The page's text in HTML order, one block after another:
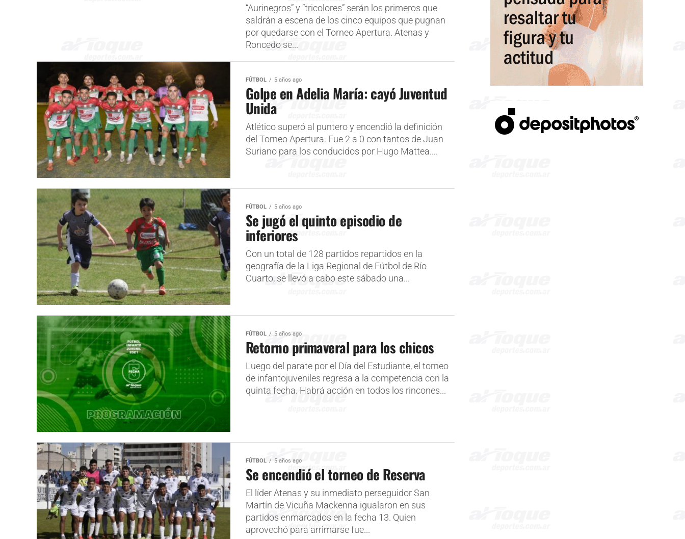
“Aurinegros” y “tricolores” serán los primeros que
saldrán a escena de los cinco equipos que pugnan
por quedarse con el Torneo Apertura. Atenas y
Roncedo se...
FÚTBOL 5 años ago
Golpe en Adelia María: cayó Juventud
Unida
Atlético superó al puntero y encendió la definición
del Torneo Apertura. Fue 2 a 0 con tantos de Juan
Suriano para los conducidos por Hugo Mattea....
FÚTBOL 5 años ago
Se jugó el quinto episodio de
inferiores
Con un total de 128 partidos repartidos en la
geografía de la Liga Regional de Fútbol de Río
Cuarto, se llevó a cabo este sábado una...
FÚTBOL 5 años ago
Retorno primaveral para los chicos
Luego del parate por el Día del Estudiante, el torneo
de infantojuveniles regresa a la competencia con la
quinta fecha. Habrá acción en todos los rincones...
FÚTBOL 5 años ago
Se encendió el torneo de Reserva
El líder Atenas y su inmediato perseguidor San
Martín de Vicuña Mackenna igualaron en sus
partidos enmarcados en la fecha 13. Quien
aprovechó para arrimarse fue...